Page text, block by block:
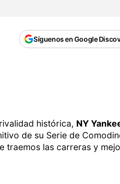
Síguenos en Google
histórica, NY
de su Serie de
traemos las carreras y